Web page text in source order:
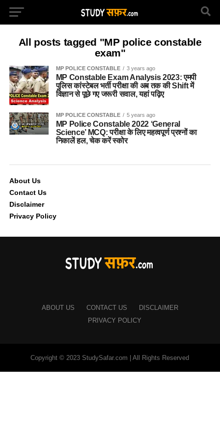
All posts tagged "MP police constable
exam"
MP POLICE CONSTABLE 3 years ago
MP Constable Exam Analysis 2023: एमपी
पुलिस कांस्टेबल भर्ती परीक्षा की अब तक की Shift में
विज्ञान से पूछे गए जरूरी सवाल, यहां पढ़िए
MP POLICE CONSTABLE 5 years ago
MP Police Constable 2022 ‘General
Science’ MCQ: परीक्षा के लिए महत्वपूर्ण प्रश्नों का
निकालें हल, चेक करें स्कोर
About Us
Contact Us
Disclaimer
Privacy Policy
ABOUT US CONTACT US
DISCLAIMER
PRIVACY POLICY
Copyright © 2023 StudySafar.com | All Rights Reserved